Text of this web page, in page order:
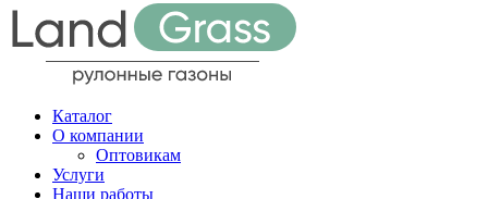
Каталог
О компании
Оптовикам
Услуги
Наши работы